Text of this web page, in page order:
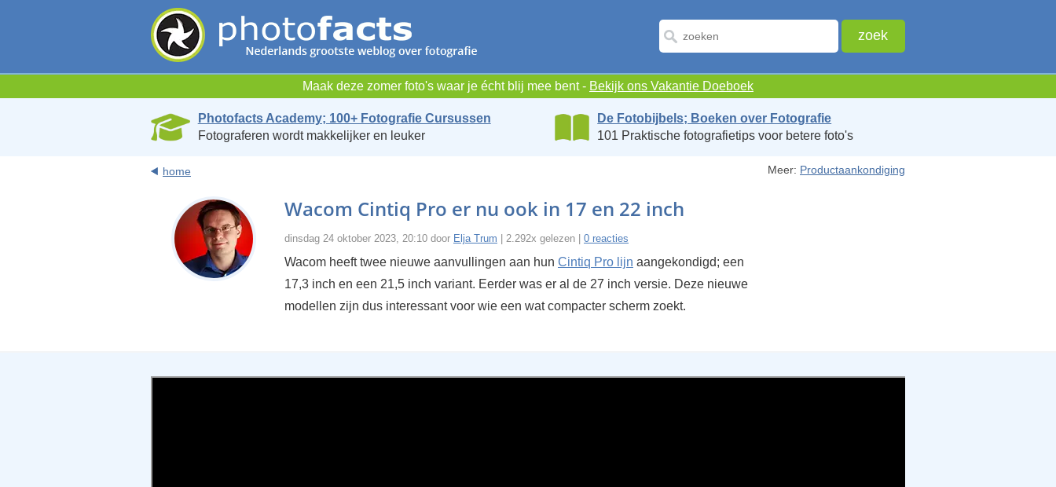
Maak deze zomer foto's waar je écht blij mee bent - Bekijk ons Vakantie Doeboek
Photofacts Academy; 100+ Fotografie Cursussen
Fotograferen wordt makkelijker en leuker
De Fotobijbels; Boeken over Fotografie
101 Praktische fotografietips voor betere foto's
home Meer: Productaankondiging
Wacom Cintiq Pro er nu ook in 17 en 22 inch
dinsdag 24 oktober 2023, 20:10 door Elja Trum | 2.292x gelezen | 0 reacties
Wacom heeft twee nieuwe aanvullingen aan hun Cintiq Pro lijn aangekondigd; een
17,3 inch en een 21,5 inch variant. Eerder was er al de 27 inch versie. Deze nieuwe
modellen zijn dus interessant voor wie een wat compacter scherm zoekt.